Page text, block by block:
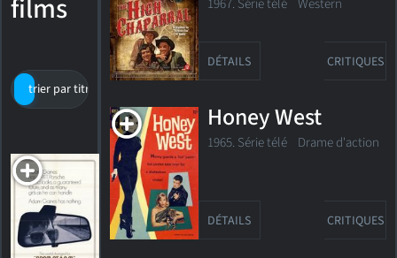
films
trier par titre
Adam at 6
A.M.
1970. 1h40m Drame
DÉTAILS CRITIQUES
Honey West
1965. Série télé Drame d'action
DÉTAILS CRITIQUES